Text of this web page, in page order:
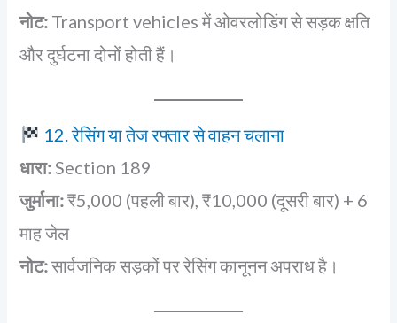
नोट: Transport vehicles में ओवरलोडिंग से सड़क क्षति
और दुर्घटना दोनों होती हैं।
12. रेसिंग या तेज रफ्तार से वाहन चलाना
धारा:Section 189
जुर्माना:₹5,000 (पहली बार), ₹10,000 (दूसरी बार) + 6
माह जेल
नोट:सार्वजनिक सड़कों पर रेसिंग कानूनन अपराध है।